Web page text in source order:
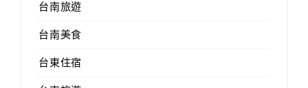
台南旅遊
台南美食
台東住宿